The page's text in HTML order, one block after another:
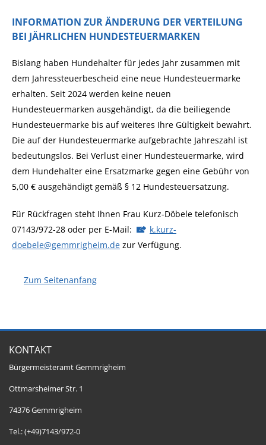
INFORMATION ZUR ÄNDERUNG DER VERTEILUNG
BEI JÄHRLICHEN HUNDESTEUERMARKEN
Bislang haben Hundehalter für jedes Jahr zusammen mit
dem Jahressteuerbescheid eine neue Hundesteuermarke
erhalten. Seit 2024 werden keine neuen
Hundesteuermarken ausgehändigt, da die beiliegende
Hundesteuermarke bis auf weiteres Ihre Gültigkeit bewahrt.
Die auf der Hundesteuermarke aufgebrachte Jahreszahl ist
bedeutungslos. Bei Verlust einer Hundesteuermarke, wird
dem Hundehalter eine Ersatzmarke gegen eine Gebühr von
5,00 € ausgehändigt gemäß § 12 Hundesteuersatzung.
Für Rückfragen steht Ihnen Frau Kurz-Döbele telefonisch
07143/972-28 oder per E-Mail:
k.kurz-
doebele@gemmrigheim.de zur Verfügung.
Zum Seitenanfang
KONTAKT
Bürgermeisteramt Gemmrigheim
Ottmarsheimer Str. 1
74376 Gemmrigheim
Tel.: (+49)7143/972-0